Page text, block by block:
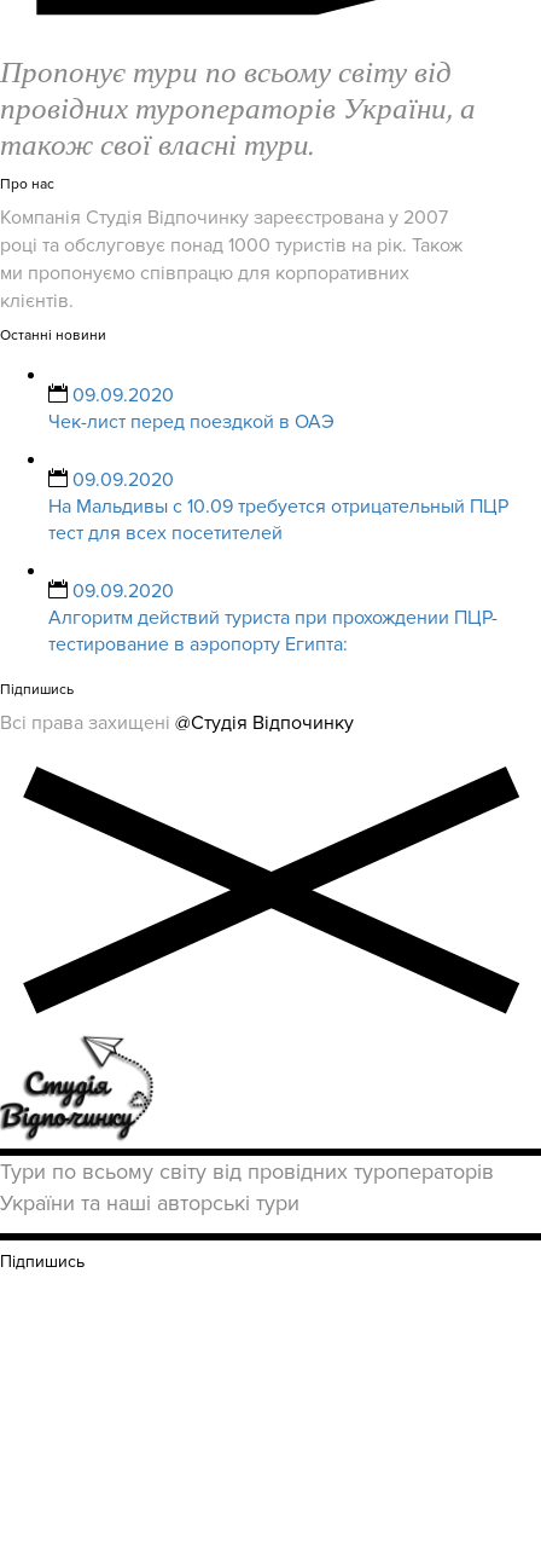
Пропонує тури по всьому світу від
провідних туроператорів України, а
також свої власні тури.
Про нас
Компанія Студія Відпочинку зареєстрована у 2007
році та обслуговує понад 1000 туристів на рік. Також
ми пропонуємо співпрацю для корпоративних
клієнтів.
Останні новини
09.09.2020
Чек-лист перед поездкой в ОАЭ
09.09.2020
На Мальдивы с 10.09 требуется отрицательный ПЦР
тест для всех посетителей
09.09.2020
Алгоритм действий туриста при прохождении ПЦР-
тестирование в аэропорту Египта:
Підпишись
Всі права захищені @Студія Відпочинку
Тури по всьому світу від провідних туроператорів
України та наші авторські тури
Підпишись